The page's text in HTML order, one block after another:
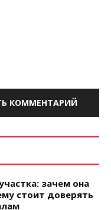
КОММЕНТАРИЙ
зачем она
стоит доверять